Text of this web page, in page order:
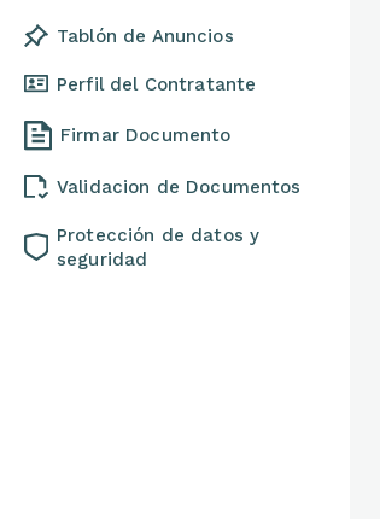
Tablón de Anuncios
Perfil del Contratante
Firmar Documento
Validacion de Documentos
Protección de datos y
seguridad